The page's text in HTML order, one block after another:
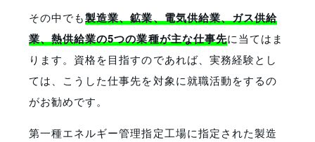
その中でも製造業、鉱業、電気供給業、ガス供給
業、熱供給業の5つの業種が主な仕事先に当てはま
ります。資格を目指すのであれば、実務経験とし
ては、こうした仕事先を対象に就職活動をするの
がお勧めです。
第一種エネルギー管理指定工場に指定された製造